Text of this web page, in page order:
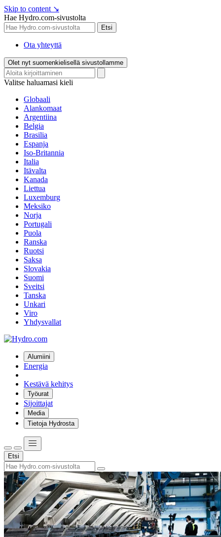
Skip to content ↘
Hae Hydro.com-sivustolta
Etsi
Ota yhteyttä
Olet nyt suomenkielisellä sivustollamme
Valitse haluamasi kieli
Globaali
Alankomaat
Argentiina
Belgia
Brasilia
Espanja
Iso-Britannia
Italia
Itävalta
Kanada
Liettua
Luxemburg
Meksiko
Norja
Portugali
Puola
Ranska
Ruotsi
Saksa
Slovakia
Suomi
Sveitsi
Tanska
Unkari
Viro
Yhdysvallat
Alumiini
Energia
Kestävä kehitys
Työurat
Sijoittajat
Media
Tietoja Hydrosta
Etsi